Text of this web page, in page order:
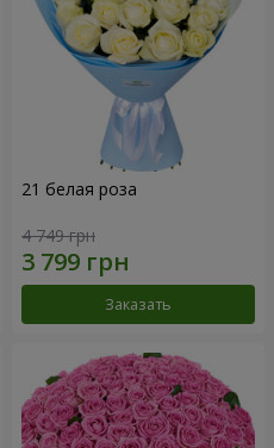
21 белая роза
4 749 грн
Заказать